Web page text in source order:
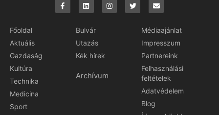
Főoldal
Aktuális
Gazdaság
Kultúra
Technika
Medicina
Sport
Bulvár
Utazás
Kék hírek
Archívum
Médiaajánlat
Impresszum
Partnereink
Felhasználási
feltételek
Adatvédelem
Blog